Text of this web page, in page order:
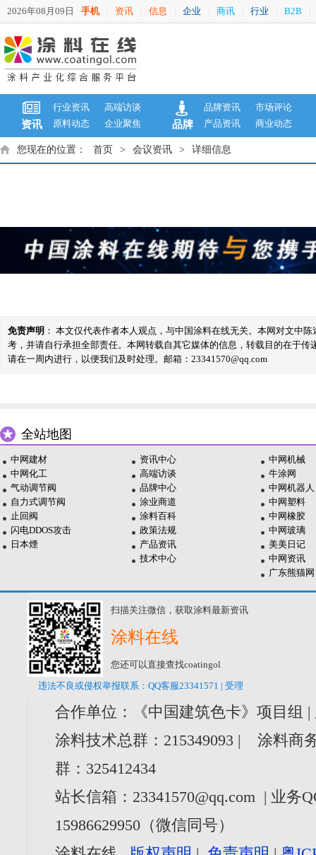
2026年08月09日 手机 资讯 信息 企业 商讯 行业 B2B
资讯
行业资讯
高端访谈
原料动态
企业聚焦 品牌
品牌资讯
市场评论
产品资讯
商业动态
您现在的位置： 首页 > 会议资讯 > 详细信息
免责声明 ： 本文仅代表作者本人观点，与中国涂料在线无关。本网对文中
考，并请自行承担全部责任。本网转载自其它媒体的信息，转载目的在于
请在一周内进行，以便我们及时处理。邮箱：23341570@qq.com
全站地图
中网建材
中网化工
气动调节阀
自力式调节阀
止回阀
闪电DDOS攻击
日本煙
资讯中心
高端访谈
品牌中心
涂业商道
涂料百科
政策法规
产品资讯
技术中心
中网机械
牛涂网
中网机器人
中网塑料
中网橡胶
中网玻璃
美美日记
中网资讯
广东熊猫网
扫描关注微信，获取涂料最新资讯
涂料在线
您还可以直接查找coatingol
违法不良或侵权举报联系：QQ客服23341571 | 受理
合作单位：《中国建筑色卡》项目组
涂料技术总群：215349093 | 涂料商
群：325412434
站长信箱：23341570@qq.com | 业务
15986629950（微信同号）